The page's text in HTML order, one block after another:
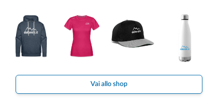
Vai allo shop